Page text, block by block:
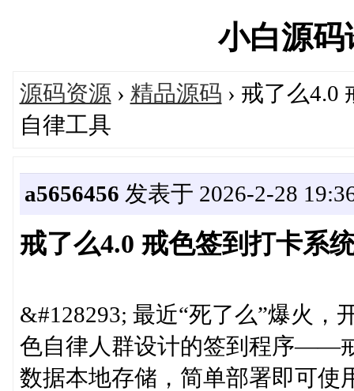
小白源
源码资源 › 精品源码 › 戒了么4.0
自律工具
a5656456 发表于 2026-2-28
戒了么4.0 戒色签到打卡系
&#128293; 最近“死了么”爆火，
色自律人群设计的签到程序——
数据本地存储，简单部署即可使